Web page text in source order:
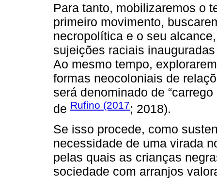
Para tanto, mobilizaremos o
primeiro movimento,
necropolítica e o seu
sujeições raciais
Ao mesmo tempo,
formas neocoloniais de
será denominado de
de Rufino (2017; 2018).
Se isso procede, como
necessidade de uma virada
pelas quais as crianças
sociedade com arranjos